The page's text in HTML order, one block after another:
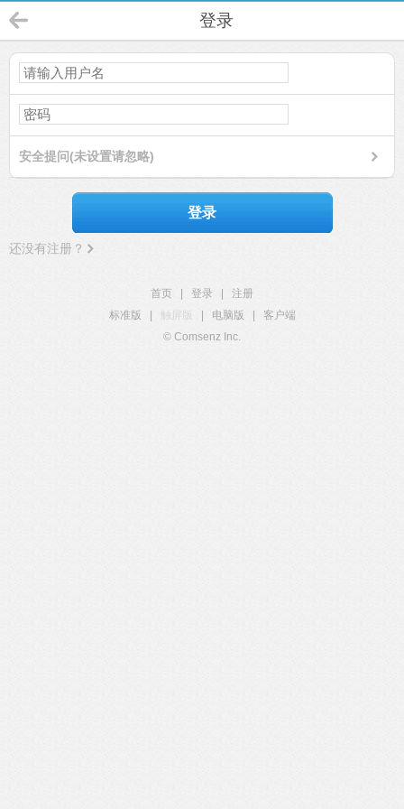
登录
安全提问(未设置请忽略)
登录
还没有注册？
首页 登录
注册
标准版
触屏版 电脑版
客户端
© Comsenz Inc.